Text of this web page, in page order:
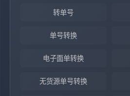
转单号
单号转换
电子面单转换
无货源单号转换